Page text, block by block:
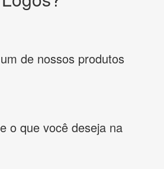
de nossos produtos
o que você deseja na